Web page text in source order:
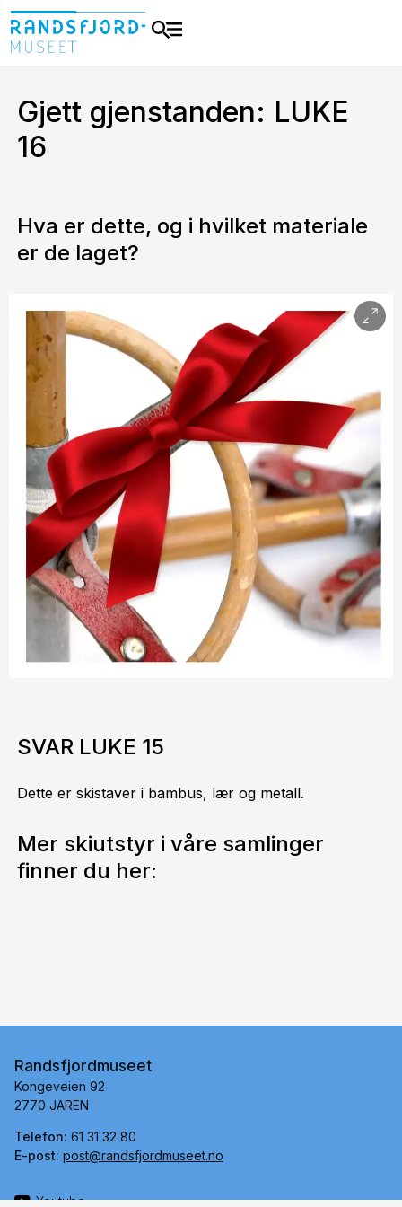
Gjett gjenstanden: LUKE
16
Hva er dette, og i hvilket materiale
er de laget?
SVAR LUKE 15
Dette er skistaver i bambus, lær og metall.
Mer skiutstyr i våre samlinger
finner du her:
Randsfjordmuseet
Kongeveien 92
2770 JAREN
Telefon: 61 31 32 80
E-post: post@randsfjordmuseet.no
Youtube